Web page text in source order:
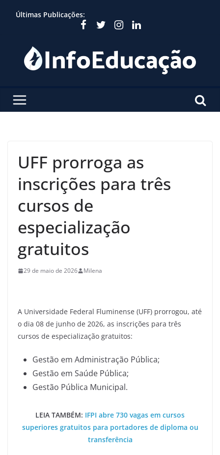
Últimas Publicações:
UFF prorroga as
inscrições para três
cursos de
especialização
gratuitos
29 de maio de 2026 Milena
A Universidade Federal Fluminense (UFF) prorrogou, até
o dia 08 de junho de 2026, as inscrições para três
cursos de especialização gratuitos:
Gestão em Administração Pública;
Gestão em Saúde Pública;
Gestão Pública Municipal.
LEIA TAMBÉM: IFPI abre 730 vagas em cursos
superiores gratuitos para portadores de diploma ou
transferência